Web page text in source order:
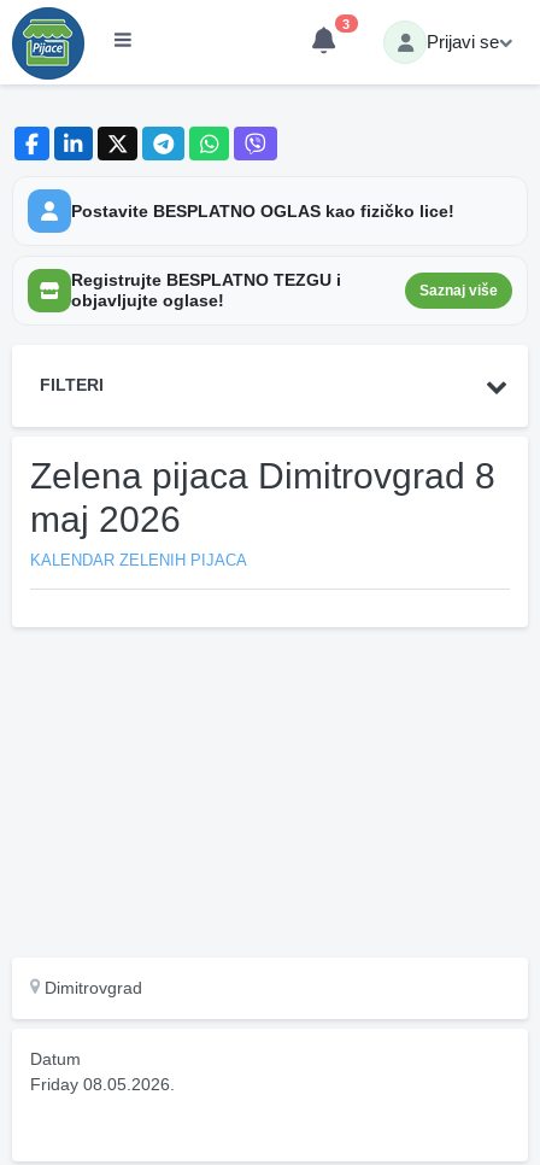
3
Prijavi se
Postavite BESPLATNO OGLAS kao fizičko lice!
Registrujte BESPLATNO TEZGU i
objavljujte oglase!
Saznaj više
FILTERI
Zelena pijaca Dimitrovgrad 8
maj 2026
KALENDAR ZELENIH PIJACA
Dimitrovgrad
Datum
Friday 08.05.2026.